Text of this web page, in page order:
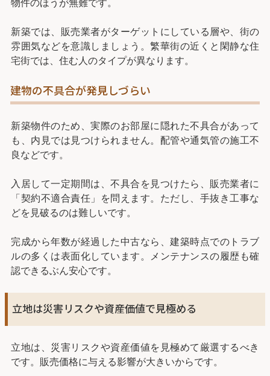
物件のほうが無難です。
新築では、販売業者がターゲットにしている層や、街の
雰囲気などを意識しましょう。繁華街の近くと閑静な住
宅街では、住む人のタイプが異なります。
建物の不具合が発見しづらい
新築物件のため、実際のお部屋に隠れた不具合があって
も、内見では見つけられません。配管や通気管の施工不
良などです。
入居して一定期間は、不具合を見つけたら、販売業者に
「契約不適合責任」を問えます。ただし、手抜き工事な
どを見破るのは難しいです。
完成から年数が経過した中古なら、建築時点でのトラブ
ルの多くは表面化しています。メンテナンスの履歴も確
認できるぶん安心です。
立地は災害リスクや資産価値で見極める
立地は、災害リスクや資産価値を見極めて厳選するべき
です。販売価格に与える影響が大きいからです。